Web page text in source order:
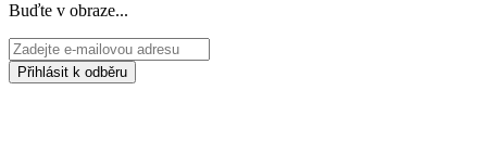
Buďte v obraze...
Přihlásit k odběru